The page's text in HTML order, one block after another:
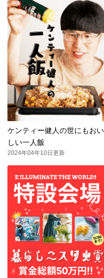
ケンティー健人の世にもおい
しい一人飯
2024年04年10日更新